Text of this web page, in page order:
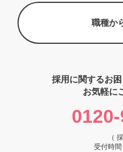
職種か
採用に関するお
お気軽に
（
受付時